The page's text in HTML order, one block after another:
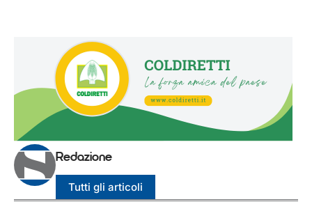
Redazione
Tutti gli articoli